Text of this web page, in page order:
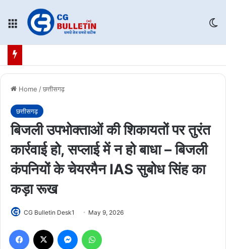
Menu
Home /छत्तीसगढ़
छत्तीसगढ़
बिजली उपभोक्ताओं की शिकायतों पर तुरंत
कार्रवाई हो, सप्लाई में न हो बाधा – बिजली
कंपनियों के चेयरमैन IAS सुबोध सिंह का
कड़ा रूख
CG Bulletin Desk1 May 9, 2026
Facebook Messenger